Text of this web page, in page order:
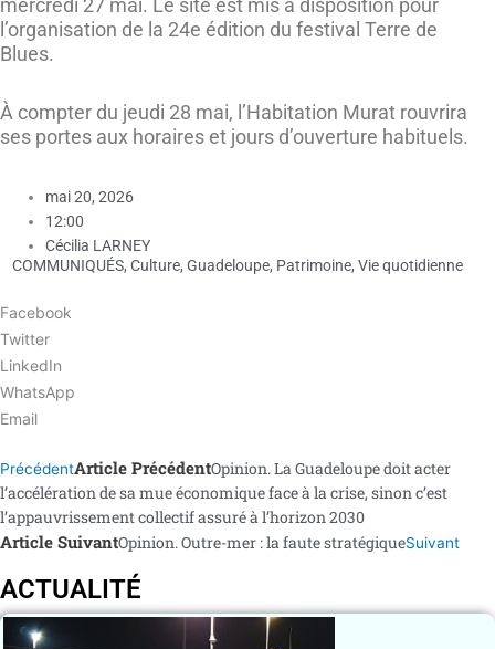
mercredi 27 mai. Le site est mis à disposition pour
l’organisation de la 24e édition du festival Terre de
Blues.
À compter du jeudi 28 mai, l’Habitation Murat rouvrira
ses portes aux horaires et jours d’ouverture habituels.
mai 20, 2026
12:00
Cécilia LARNEY
COMMUNIQUÉS, Culture, Guadeloupe, Patrimoine, Vie quotidienne
Facebook
Twitter
LinkedIn
WhatsApp
Email
PrécédentArticle PrécédentOpinion. La Guadeloupe doit acter
l’accélération de sa mue économique face à la crise, sinon c’est
l’appauvrissement collectif assuré à l’horizon 2030
Article SuivantOpinion. Outre-mer : la faute stratégiqueSuivant
ACTUALITÉ